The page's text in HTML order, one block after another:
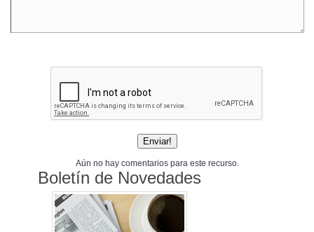
Aún no hay comentarios para este recurso.
Boletín de Novedades